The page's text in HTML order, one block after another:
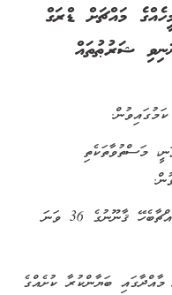
މައްޗަށް ޑްރަގް
ޝަރުޠުތައް
މަސްތުވާތަކެތި
3- ދަޢުވާ އުފުލިފައިވާ ކުށަކީ، މަސްތުވާތަކެއްޗާބެހޭ ޤާނޫނުގެ 36 ވަނަ
ޤާނޫނުގެ 36 ވަނަ މާއްދާގައި ބަޔާންކުރާ ކުށެއްގެ